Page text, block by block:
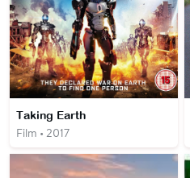
Taking Earth
Film • 2017